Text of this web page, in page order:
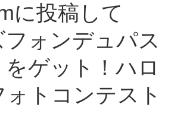
に投稿して
フォンデュパス
ゲット！ハロ
ォトコンテスト